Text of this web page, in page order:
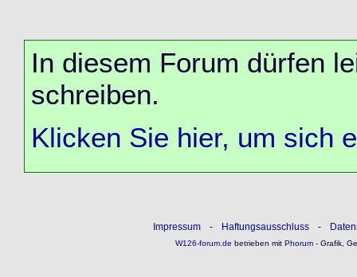
In diesem Forum dürfen
schreiben.
Klicken Sie hier, um sich
Impressum - Haftungsausschluss -
W126-forum.de betrieben mitPhorum- Grafik,